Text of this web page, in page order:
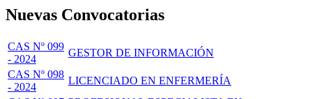
Nuevas Convocatorias
CAS Nº 099
- 2024
GESTOR DE INFORMACIÓN
CAS Nº 098
- 2024
LICENCIADO EN ENFERMERÍA